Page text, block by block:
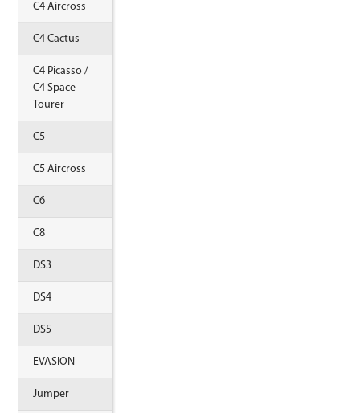
C4 Aircross
C4 Cactus
C4 Picasso /
C4 Space
Tourer
C5
C5 Aircross
C6
C8
DS3
DS4
DS5
EVASION
Jumper